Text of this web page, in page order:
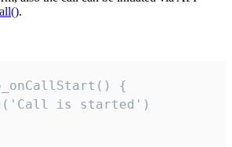
.
{
is started')